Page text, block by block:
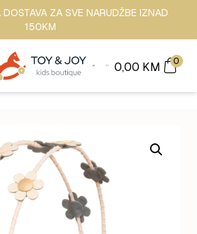
ZA SVE NARUDŽBE IZNAD
150KM
0,00 KM 0